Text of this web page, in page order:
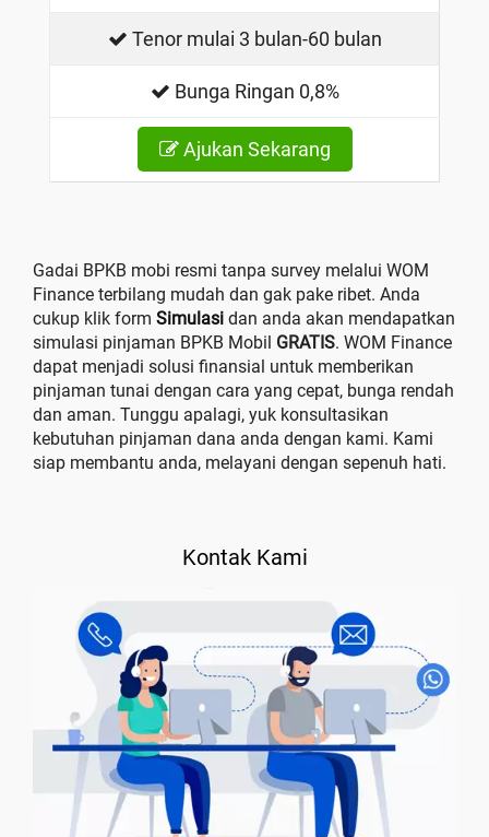
Tenor mulai 3 bulan-60 bulan
Bunga Ringan 0,8%
Ajukan Sekarang
Gadai BPKB mobi resmi tanpa survey melalui WOM
Finance terbilang mudah dan gak pake ribet. Anda
cukup klik form Simulasi dan anda akan mendapatkan
simulasi pinjaman BPKB Mobil GRATIS. WOM Finance
dapat menjadi solusi finansial untuk memberikan
pinjaman tunai dengan cara yang cepat, bunga rendah
dan aman. Tunggu apalagi, yuk konsultasikan
kebutuhan pinjaman dana anda dengan kami. Kami
siap membantu anda, melayani dengan sepenuh hati.
Kontak Kami